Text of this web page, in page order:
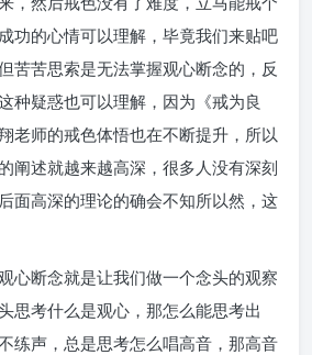
功的心情可以理解，毕竟我们来贴吧
苦苦思索是无法掌握观心断念的，反
种疑惑也可以理解，因为《戒为良
老师的戒色体悟也在不断提升，所以
阐述就越来越高深，很多人没有深刻
面高深的理论的确会不知所以然，这
心断念就是让我们做一个念头的观察
思考什么是观心，那怎么能思考出
练声，总是思考怎么唱高音，那高音